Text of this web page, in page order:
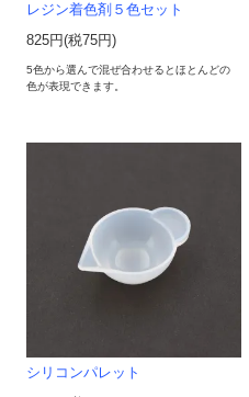
レジン着色剤５色セット
825円(税75円)
5色から選んで混ぜ合わせるとほとんどの
色が表現できます。
シリコンパレット